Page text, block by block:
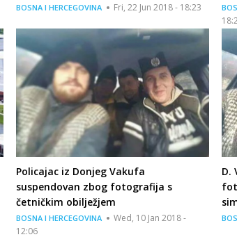
BOSNA I HERCEGOVINA Fri, 22 Jun 2018 - 18:23
Policajac iz Donjeg Vakufa
suspendovan zbog fotografija s
četničkim obilježjem
BOSNA I HERCEGOVINA
Wed, 10 Jan 2018 -
12:06
D.